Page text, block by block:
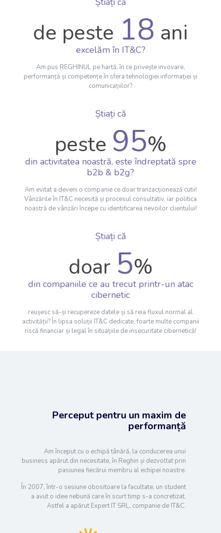
de peste 18 ani
excelăm în IT&C?
Am pus REGHINUL pe hartă, în ce privește invovare,
performanță și competențe în sfera tehnologiei informației și
comunicațiilor?
Știați că
peste 95%
din activitatea noastră, este îndreptată spre
b2b & b2g?
Am evitat a deveni o companie ce doar tranzacționează cutii!
Vânzările în IT&C necesită și procesul consultativ, iar politica
noastră de vânzări începe cu identificarea nevoilor clientului!
Știați că
doar 5%
din companiile ce au trecut printr-un atac
cibernetic
reușesc să-și recupereze datele și să reia fluxul normal al
activității? În lipsa soluții IT&C dedicate, foarte multe companii
riscă financiar și legal în situațiile de insecuritate cibernetică!
Perceput pentru un maxim de
performanță
Am început cu o echipă tânără, la conducerea unui
business apărut din necesitate, în Reghin și dezvoltat prin
pasiunea fiecărui membru al echipei noastre.
În 2007, într-o sesiune obositoare la facultate, un student
a avut o idee nebună care în scurt timp s-a concretizat.
Astfel a apărut Expert IT SRL, companie de IT&C.